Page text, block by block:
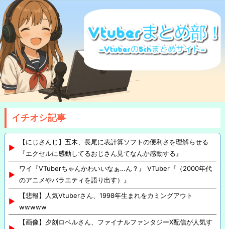
イチオシ記事
【にじさんじ】五木、長尾に表計算ソフトの便利さを理解らせる
『エクセルに感動してるおじさん見てなんか感動する』
ワイ『VTuberちゃんかわいいなぁ…ん？』 VTuber『（2000年代
のアニメやバラエティを語り出す）』
【悲報】人気Vtuberさん、1998年生まれをカミングアウト
wwwww
【画像】夕刻ロベルさん、ファイナルファンタジーX配信が人気す